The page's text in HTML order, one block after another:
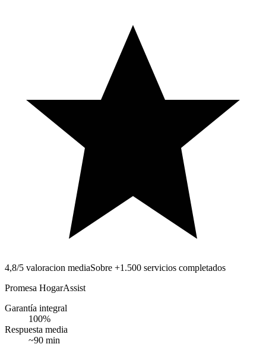
4,8/5 valoracion mediaSobre +1.500 servicios completados
Promesa HogarAssist
Garantía integral
100%
Respuesta media
~90 min